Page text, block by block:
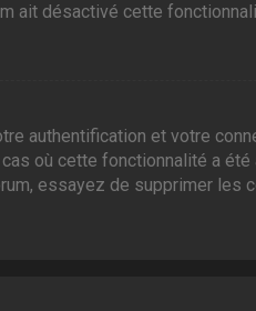
ait désactivé cette
authentification et votre
où cette fonctionnalité a
essayez de supprimer les